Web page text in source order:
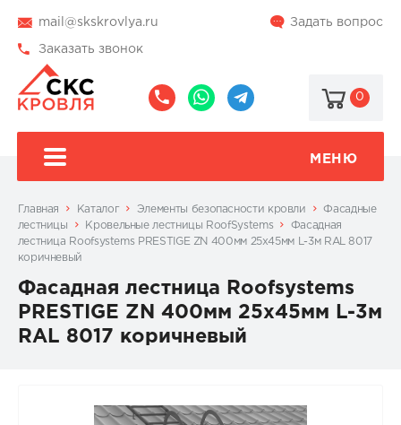
mail@skskrovlya.ru Задать вопрос
Заказать звонок
0
МЕНЮ
Главная Каталог Элементы безопасности кровли
Фасадные
лестницы
Кровельные лестницы RoofSystems
Фасадная
лестница Roofsystems PRESTIGE ZN 400мм 25x45мм L-3м RAL 8017
коричневый
Фасадная лестница Roofsystems
PRESTIGE ZN 400мм 25x45мм L-3м
RAL 8017 коричневый